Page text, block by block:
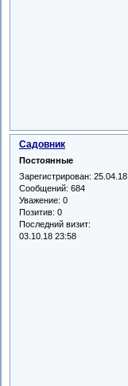
Садовник
Постоянные
Зарегистрирован: 25.04.18
Сообщений: 684
Уважение: 0
Позитив: 0
Последний визит:
03.10.18 23:58